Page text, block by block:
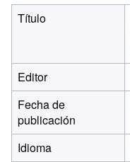
Título
Editor
Fecha de
publicación
Idioma